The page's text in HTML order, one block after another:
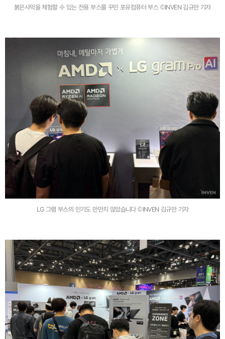
붉은사막을 체험할 수 있는 전용 부스를 꾸민 포유컴퓨터 부스 ©INVEN 김규만 기자
LG 그램 부스의 인기도 만만치 않았습니다 ©INVEN 김규만 기자